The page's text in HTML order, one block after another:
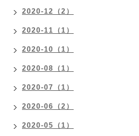
2020-12（2）
2020-11（1）
2020-10（1）
2020-08（1）
2020-07（1）
2020-06（2）
2020-05（1）